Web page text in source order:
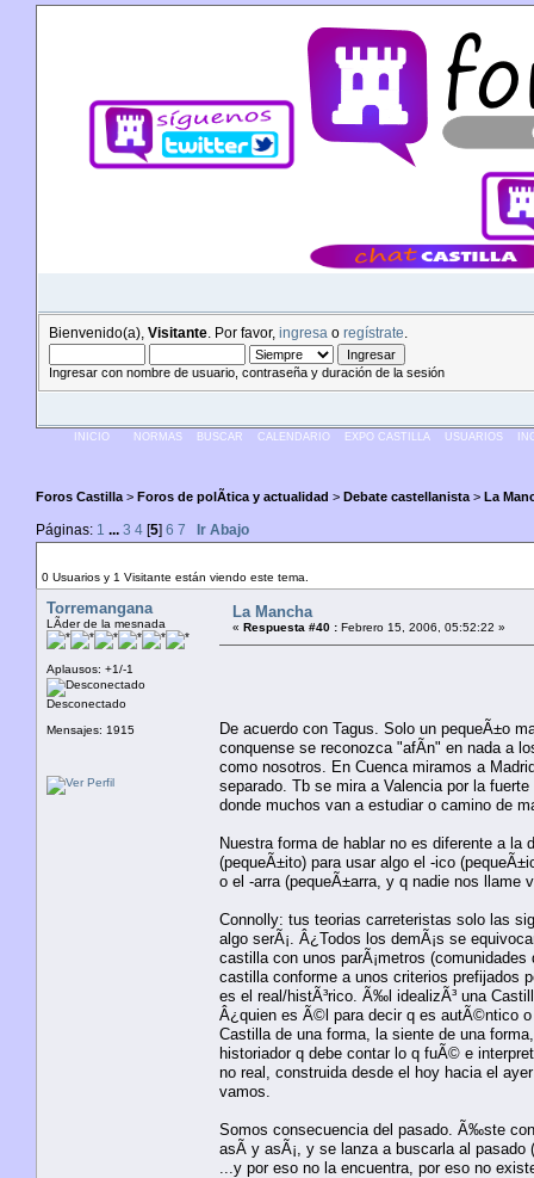
Bienvenido(a), Visitante . Por favor, ingresa o regístrate
Ingresar con nombre de usuario, contraseña y duración de la sesión
INICIO NORMAS BUSCAR CALENDARIO EXPO CASTILLA USUARIOS
Foros Castilla > Foros de polÃ­tica y actualidad > Debate castellanista > La
Páginas: 1 ... 3 4 [5] 6 7
Ir Abajo
0 Usuarios y 1 Visitante están viendo este tema.
Torremangana
LÃ­der de la mesnada
Aplausos: +1/-1
Desconectado
Mensajes: 1915
La Mancha
« Respuesta #40 : Febrero 15, 2006, 05:52:22 »
De acuerdo con Tagus. Solo un pequeÃ±o
conquense se reconozca "afÃ­n" en nada a
como nosotros. En Cuenca miramos a
separado. Tb se mira a Valencia por la
donde muchos van a estudiar o camino de
Nuestra forma de hablar no es diferente a
(pequeÃ±ito) para usar algo el -ico
o el -arra (pequeÃ±arra, y q nadie nos llame
Connolly: tus teorias carreteristas solo las
algo serÃ¡. Â¿Todos los demÃ¡s se
castilla con unos parÃ¡metros
castilla conforme a unos criterios prefijados
es el real/histÃ³rico. Ã‰l idealizÃ³ una
Â¿quien es Ã©l para decir q es autÃ©ntico
Castilla de una forma, la siente de una
historiador q debe contar lo q fuÃ© e
no real, construida desde el hoy hacia el
vamos.
Somos consecuencia del pasado. Ã‰ste
asÃ­ y asÃ¡, y se lanza a buscarla al
...y por eso no la encuentra, por eso no